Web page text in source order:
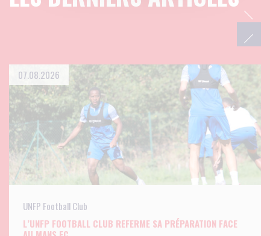
07.08.2026
UNFP Football Club
L’UNFP FOOTBALL CLUB REFERME SA PRÉPARATION FACE